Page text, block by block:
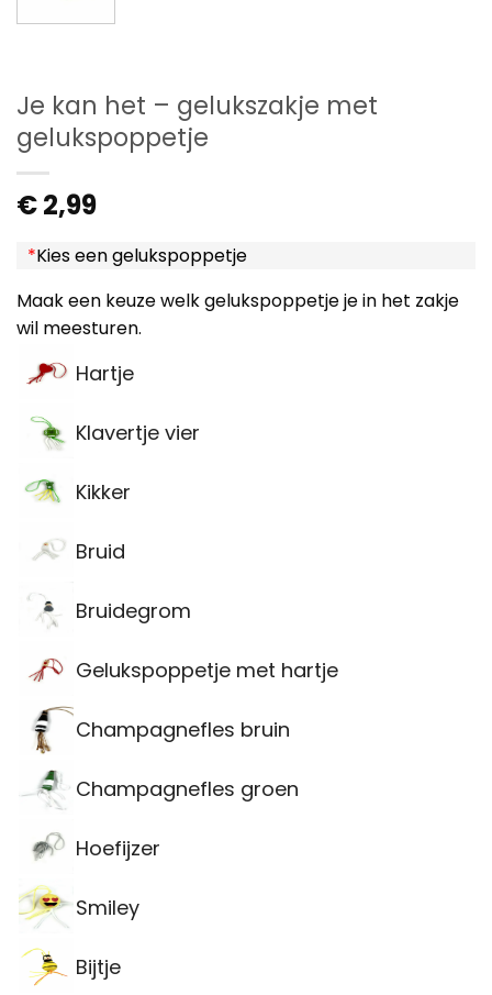
Je kan het – gelukszakje met
gelukspoppetje
€2,99
*Kies een gelukspoppetje
Maak een keuze welk gelukspoppetje je in het zakje
wil meesturen.
Hartje
Klavertje vier
Kikker
Bruid
Bruidegrom
Gelukspoppetje met hartje
Champagnefles bruin
Champagnefles groen
Hoefijzer
Smiley
Bijtje